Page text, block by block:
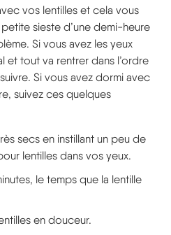
vos lentilles et cela vous
petite sieste d’une demi-heure
Si vous avez les yeux
et tout va rentrer dans l’ordre
Si vous avez dormi avec
suivez ces quelques
secs en instillant un peu de
lentilles dans vos yeux.
le temps que la lentille
en douceur.